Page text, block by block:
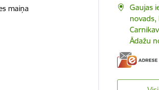
maiņa
Gaujas
novads,
Ādažu